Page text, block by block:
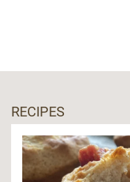
RECIPES